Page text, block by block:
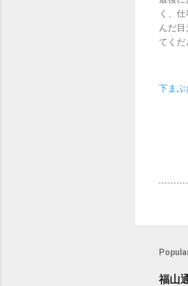
く、
んだ
てくだ
下まぶ
福山